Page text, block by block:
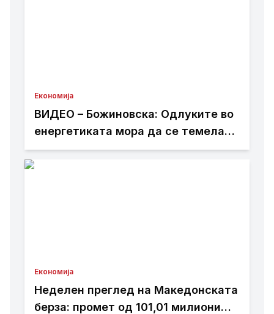
Економија
ВИДЕО – Божиновска: Одлуките во
енергетиката мора да се темелат
на факти, анализи и стручно
Економија
Неделен преглед на Македонската
берза: промет од 101,01 милиони